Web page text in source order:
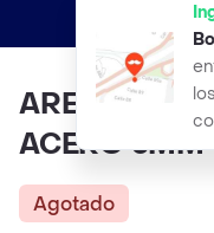
envíos
ARETE TOPO
ACERO 5MM
Agotado